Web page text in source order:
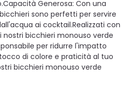
Generosa: Con una
sono perfetti per servire
ai cocktail.Realizzati con
bicchieri monouso verde
per ridurre l'impatto
di colore e praticità al tuo
bicchieri monouso verde